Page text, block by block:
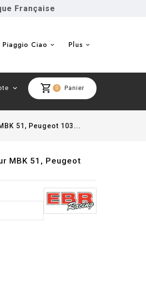
Française
Piaggio Ciao Plus
shopping_cart 0 Panier
expand_more
51, Peugeot 103...
MBK 51, Peugeot